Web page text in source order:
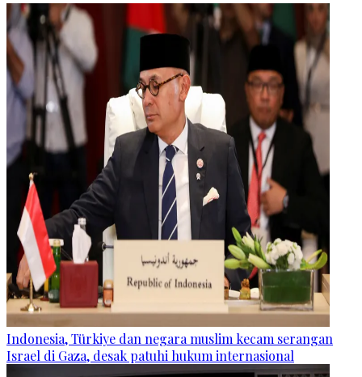
Indonesia, Türkiye dan negara muslim kecam serangan
Israel di Gaza, desak patuhi hukum internasional